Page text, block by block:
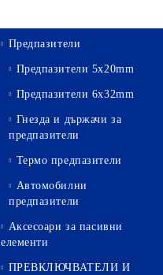
Предпазители
Предпазители 5х20mm
Предпазители 6х32mm
Гнезда и държачи за
предпазители
Термо предпазители
Автомобилни
предпазители
Аксесоари за пасивни
елементи
ПРЕВКЛЮЧВАТЕЛИ И